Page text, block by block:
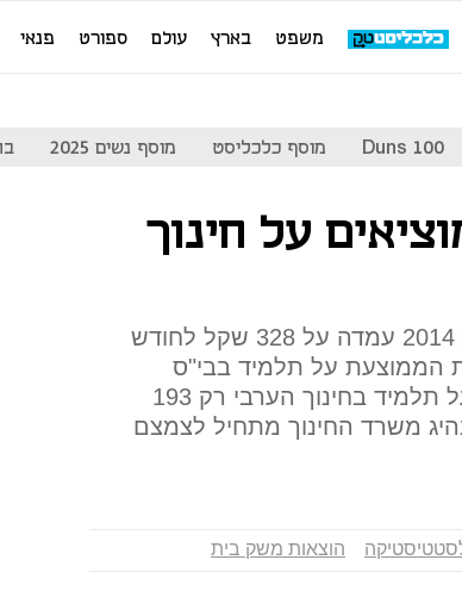
משפט בארץ עולם ספורט פנאי
Duns 100 מוסף כלכליסט מוסף נשים 2025
על חינוך
ההוצאה הפרטית לתלמיד בשנת 2014 עמדה על 328 שקל לחודש
הממוצעת על תלמיד בבי"ס
ממלכתי הייתה 408 שקל ואילו על תלמיד בחינוך הערבי רק 193
משרד החינוך מתחיל לצמצם
הוצאות משק בית